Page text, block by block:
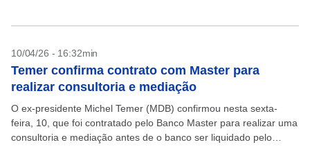
10/04/26 - 16:32min
Temer confirma contrato com Master para
realizar consultoria e mediação
O ex-presidente Michel Temer (MDB) confirmou nesta sexta-
feira, 10, que foi contratado pelo Banco Master para realizar uma
consultoria e mediação antes de o banco ser liquidado pelo